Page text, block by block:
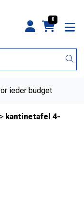
0
ieder budget
> kantinetafel 4-